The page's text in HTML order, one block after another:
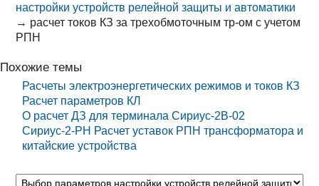
настройки устройств релейной защиты и автоматики
→ расчет токов КЗ за трехобмоточным тр-ом с учетом
РПН
Похожие темы
Расчеты электроэнергетических режимов и токов КЗ
Расчет параметров КЛ
О расчет ДЗ для терминала Сириус-2В-02
Сириус-2-РН Расчет уставок РПН трансформатора и
китайские устройства